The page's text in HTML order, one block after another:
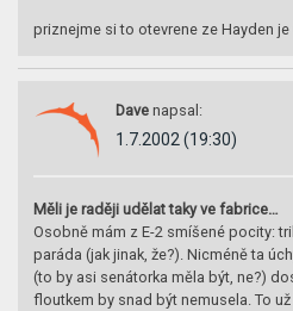
priznejme si to otevrene ze Hayden je
Dave napsal:
1.7.2002 (19:30)
Měli je raději udělat taky ve fabrice…
Osobně mám z E-2 smíšené pocity:
paráda (jak jinak, že?). Nicméně ta
(to by asi senátorka měla být, ne?)
floutkem by snad být nemusela. To